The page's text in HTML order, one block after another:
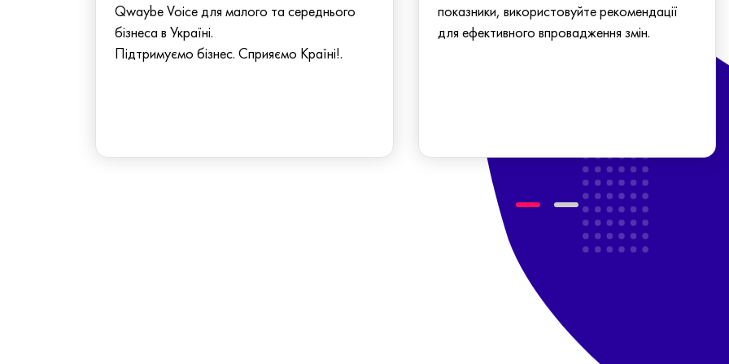
Qwaybe Voice для малого та середнього
бізнеса в Україні.
Підтримуємо бізнес. Сприяємо Країні!.
показники, використовуйте рекомендації
для ефективного впровадження змін.